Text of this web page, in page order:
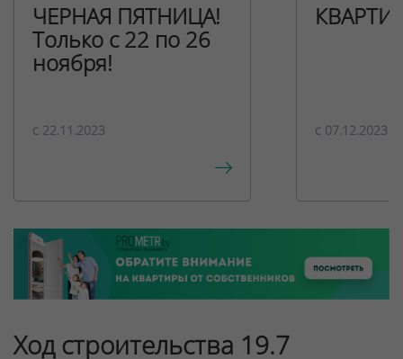
ЧЕРНАЯ ПЯТНИЦА!
Только с 22 по 26
ноября!
c 22.11.2023 c 07.12.2023
Ход строительства 19.7